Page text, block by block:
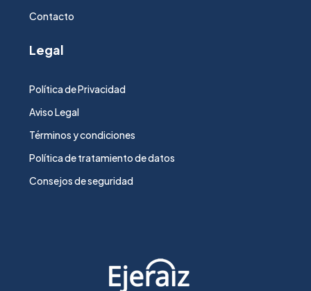
Contacto
Legal
Política de Privacidad
Aviso Legal
Términos y condiciones
Política de tratamiento de datos
Consejos de seguridad